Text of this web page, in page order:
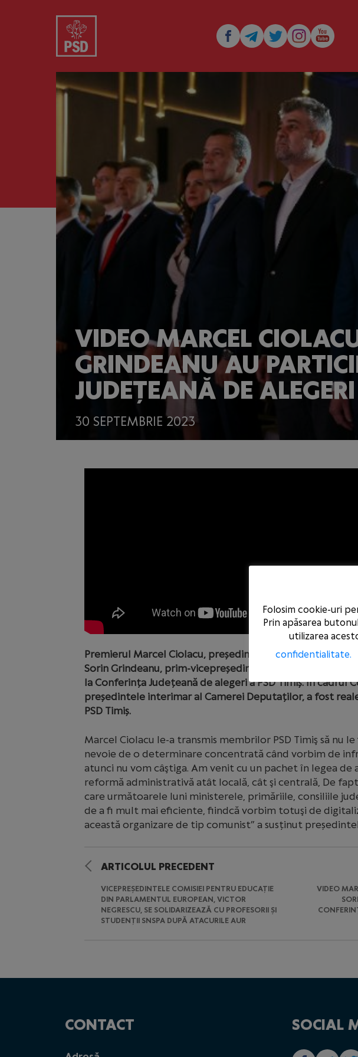
30 SEPTEMBRIE 2023
VIDEO MARCEL
GRINDEANU AU
JUDEȚEANĂ DE
Premierul Marcel Ciolacu, președintele PSD, Paul
Sorin Grindeanu, prim-vicepreședinte PSD, au participat
la Conferința Județeană de alegeri a PSD Timiș. În cadrul
președintele interimar al Camerei Deputaților, a fost
PSD Timiș.
Marcel Ciolacu le-a transmis membrilor PSD Timiş să nu
nevoie de o determinare concentrată când vorbim de
atunci nu vom câştiga. Am venit cu un pachet în legea de
reformă administrativă atât locală, cât şi centrală, De
care următoarele luni ministerele, primăriile, consiliile
de a fi mult mai eficiente, fiindcă vorbim totuşi de
această organizare de tip comunist” a susținut
ARTICOLUL PRECEDENT
VICEPREȘEDINTELE COMISIEI PENTRU EDUCAȚIE
DIN PARLAMENTUL EUROPEAN, VICTOR
NEGRESCU, SE SOLIDARIZEAZĂ CU PROFESORII ȘI
STUDENȚII SNSPA DUPĂ ATACURILE AUR
VIDEO
CONTACT SOCIAL
Folosim cookie-uri
Prin apăsarea
utilizarea
confidentialitate.